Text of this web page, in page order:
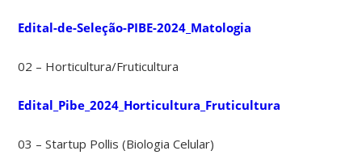
Edital-de-Seleção-PIBE-2024_Matologia
02 – Horticultura/Fruticultura
Edital_Pibe_2024_Horticultura_Fruticultura
03 – Startup Pollis (Biologia Celular)